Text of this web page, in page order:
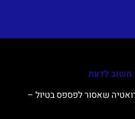
חשוב לדעת
קרואטיה שאסור לפספס בטיול –